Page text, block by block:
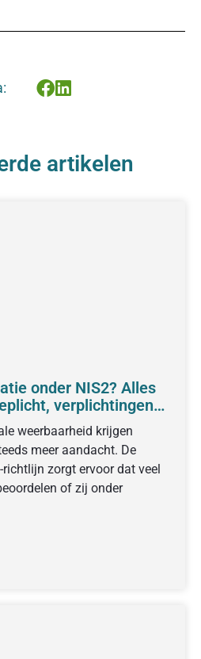
artikelen
onder NIS2? Alles
verplichtingen
weerbaarheid krijgen
meer aandacht. De
zorgt ervoor dat veel
of zij onder